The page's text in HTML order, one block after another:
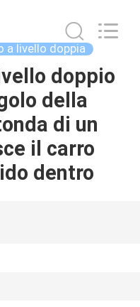
a livello doppia
doppio
della
di un
il carro
dentro